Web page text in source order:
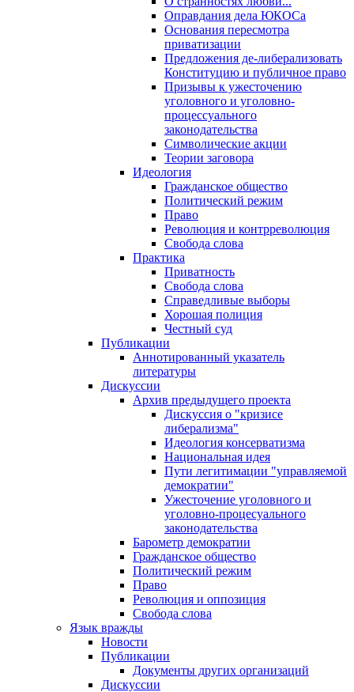
Оправдания дела ЮКОСа
Основания пересмотра
приватизации
Предложения де-либерализовать
Конституцию и публичное право
Призывы к ужесточению
уголовного и уголовно-
процессуального
законодательства
Символические акции
Теории заговора
Идеология
Гражданское общество
Политический режим
Право
Революция и контрреволюция
Свобода слова
Практика
Приватность
Свобода слова
Справедливые выборы
Хорошая полиция
Честный суд
Публикации
Аннотированный указатель
литературы
Дискуссии
Архив предыдущего проекта
Дискуссия о "кризисе
либерализма"
Идеология консерватизма
Национальная идея
Пути легитимации "управляемой
демократии"
Ужесточение уголовного и
уголовно-процесуального
законодательства
Барометр демократии
Гражданское общество
Политический режим
Право
Революция и оппозиция
Свобода слова
Язык вражды
Новости
Публикации
Документы других организаций
Дискуссии